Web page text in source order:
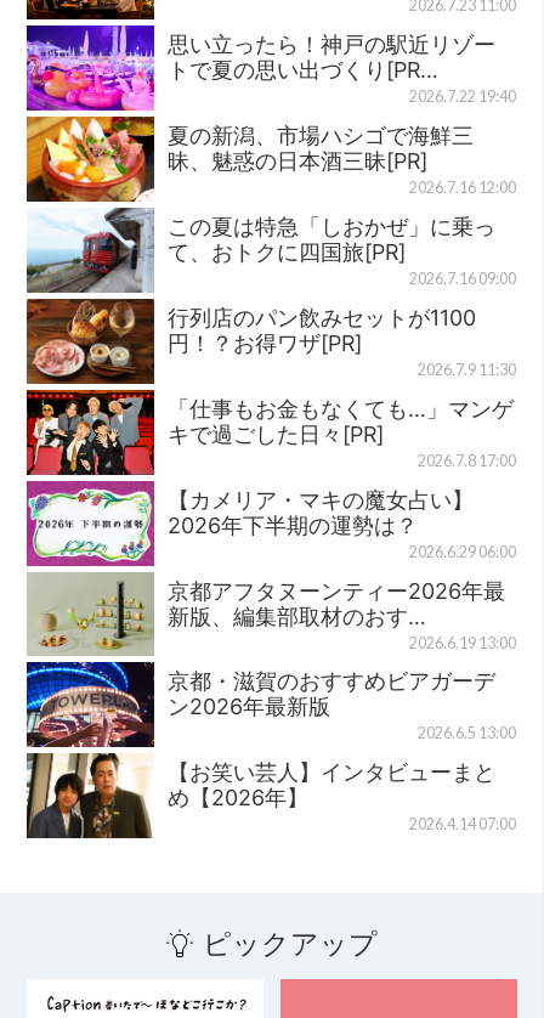
2026.7.23 11:00
思い立ったら！神戸の駅近リゾー
トで夏の思い出づくり[PR…
2026.7.22 19:40
夏の新潟、市場ハシゴで海鮮三
昧、魅惑の日本酒三昧[PR]
2026.7.16 12:00
この夏は特急「しおかぜ」に乗っ
て、おトクに四国旅[PR]
2026.7.16 09:00
行列店のパン飲みセットが1100
円！？お得ワザ[PR]
2026.7.9 11:30
「仕事もお金もなくても…」マンゲ
キで過ごした日々[PR]
2026.7.8 17:00
【カメリア・マキの魔女占い】
2026年下半期の運勢は？
2026.6.29 06:00
京都アフタヌーンティー2026年最
新版、編集部取材のおす…
2026.6.19 13:00
京都・滋賀のおすすめビアガーデ
ン2026年最新版
2026.6.5 13:00
【お笑い芸人】インタビューまと
め【2026年】
2026.4.14 07:00
ピックアップ